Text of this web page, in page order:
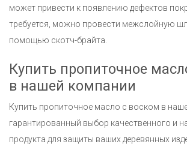
может привести к появлению дефектов
требуется, можно провести межслойную
помощью скотч-брайта.
Купить пропиточное
в нашей компании
Купить пропиточное масло с воском в
гарантированный выбор качественного и
продукта для защиты ваших деревянных